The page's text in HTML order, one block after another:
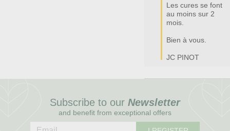
Les cures se font
au moins sur 2
mois.
Bien à vous.
JC PINOT
Subscribe to our Newsletter
and benefit from exceptional offers